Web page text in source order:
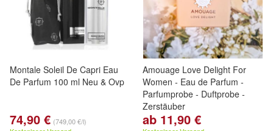
Montale Soleil De Capri Eau
De Parfum 100 ml Neu & Ovp
74,90 € (749,00 €/l)
Amouage Love Delight For
Women - Eau de Parfum -
Parfumprobe - Duftprobe -
Zerstäuber
ab 11,90 €